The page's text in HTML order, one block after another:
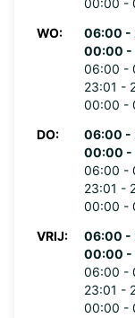
00:00 -
WO:
06:00 -
00:00 -
06:00 -
23:01 -
00:00 -
DO:
06:00 -
00:00 -
06:00 -
23:01 -
00:00 -
VRIJ:
06:00 -
00:00 -
06:00 -
23:01 -
00:00 -